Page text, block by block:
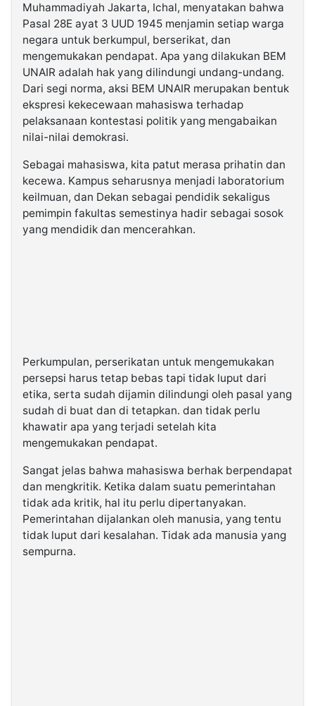
Muhammadiyah Jakarta, Ichal, menyatakan bahwa
Pasal 28E ayat 3 UUD 1945 menjamin setiap warga
negara untuk berkumpul, berserikat, dan
mengemukakan pendapat. Apa yang dilakukan BEM
UNAIR adalah hak yang dilindungi undang-undang.
Dari segi norma, aksi BEM UNAIR merupakan bentuk
ekspresi kekecewaan mahasiswa terhadap
pelaksanaan kontestasi politik yang mengabaikan
nilai-nilai demokrasi.
Sebagai mahasiswa, kita patut merasa prihatin dan
kecewa. Kampus seharusnya menjadi laboratorium
keilmuan, dan Dekan sebagai pendidik sekaligus
pemimpin fakultas semestinya hadir sebagai sosok
yang mendidik dan mencerahkan.
Perkumpulan, perserikatan untuk mengemukakan
persepsi harus tetap bebas tapi tidak luput dari
etika, serta sudah dijamin dilindungi oleh pasal yang
sudah di buat dan di tetapkan. dan tidak perlu
khawatir apa yang terjadi setelah kita
mengemukakan pendapat.
Sangat jelas bahwa mahasiswa berhak berpendapat
dan mengkritik. Ketika dalam suatu pemerintahan
tidak ada kritik, hal itu perlu dipertanyakan.
Pemerintahan dijalankan oleh manusia, yang tentu
tidak luput dari kesalahan. Tidak ada manusia yang
sempurna.